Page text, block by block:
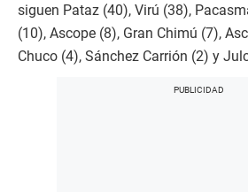
siguen Pataz (40), Virú (38),
(10), Ascope (8), Gran Chimú (7),
Chuco (4), Sánchez Carrión (2) y